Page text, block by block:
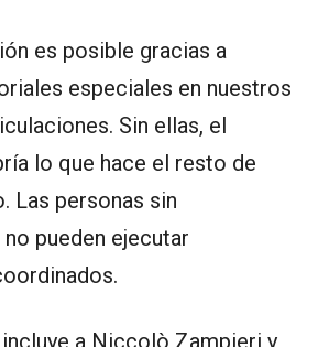
es posible gracias a
especiales en nuestros
Sin ellas, el
lo que hace el resto de
Las personas sin
pueden ejecutar